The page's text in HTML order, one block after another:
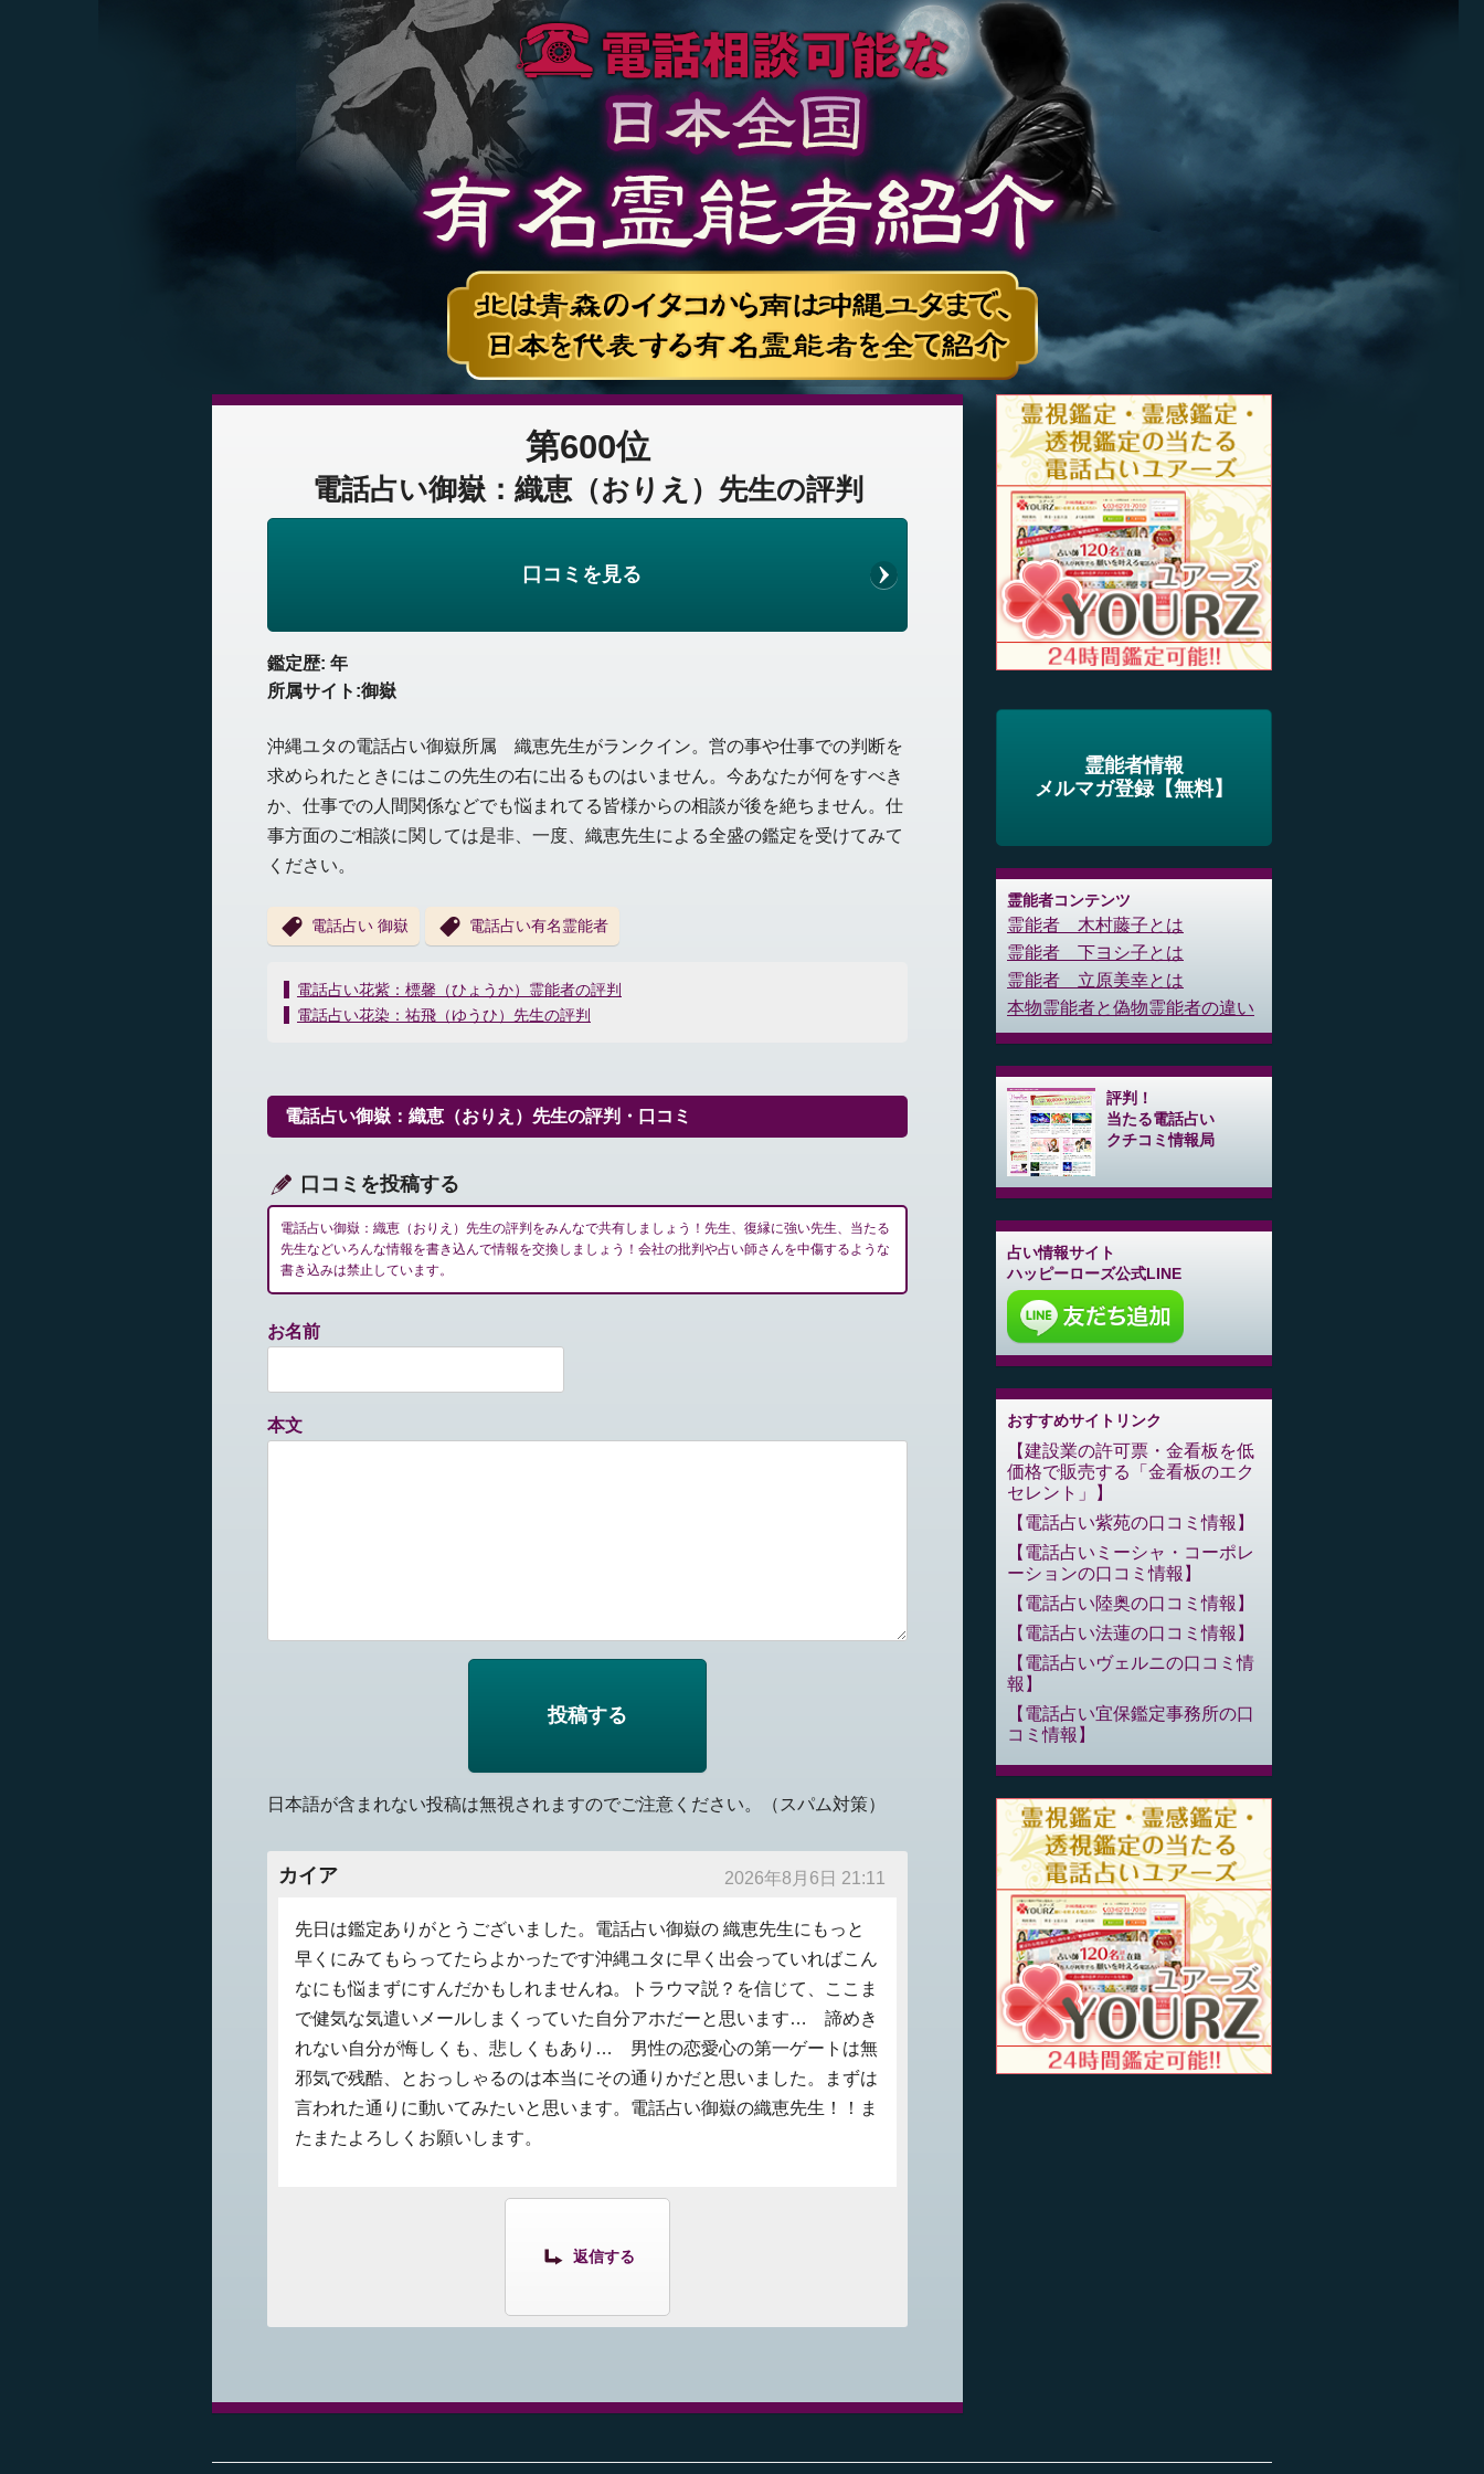
第600位
電話占い御嶽：織恵（おりえ）先生の評判
口コミを見る
鑑定歴: 年
所属サイト:御嶽
沖縄ユタの電話占い御嶽所属 織恵先生がランクイン。営の事や仕事での判断を
求められたときにはこの先生の右に出るものはいません。今あなたが何をすべき
か、仕事での人間関係などでも悩まれてる皆様からの相談が後を絶ちません。仕
事方面のご相談に関しては是非、一度、織恵先生による全盛の鑑定を受けてみて
ください。
電話占い 御嶽 電話占い有名霊能者
投
稿
ー
シ
ン
電話占い花紫：標馨（ひょうか）霊能者の評判
電話占い花染：祐飛（ゆうひ）先生の評判
電話占い御嶽：織恵（おりえ）先生の評判・口コミ
口コミを投稿する
電話占い御嶽：織恵（おりえ）先生の評判をみんなで共有しましょう！先生、復縁に強い先生、当たる
先生などいろんな情報を書き込んで情報を交換しましょう！会社の批判や占い師さんを中傷するような
書き込みは禁止しています。
お名前
本文
日本語が含まれない投稿は無視されますのでご注意ください。（スパム対策）
カイア 2026年8月6日 21:11
先日は鑑定ありがとうございました。電話占い御嶽の 織恵先生にもっと
早くにみてもらってたらよかったです沖縄ユタに早く出会っていればこん
なにも悩まずにすんだかもしれませんね。トラウマ説？を信じて、ここま
で健気な気遣いメールしまくっていた自分アホだーと思います… 諦めき
れない自分が悔しくも、悲しくもあり… 男性の恋愛心の第一ゲートは無
邪気で残酷、とおっしゃるのは本当にその通りかだと思いました。まずは
言われた通りに動いてみたいと思います。電話占い御嶽の織恵先生！！ま
たまたよろしくお願いします。
返信する
霊能者情報
メルマガ登録【無料】
霊能者コンテンツ
霊能者 木村藤子とは
霊能者 下ヨシ子とは
霊能者 立原美幸とは
本物霊能者と偽物霊能者の違い
評判！
当たる電話占い
クチコミ情報局
占い情報サイト
ハッピーローズ公式LINE
おすすめサイトリンク
建設業の許可票・金看板を低
価格で販売する「金看板のエク
セレント」
電話占い紫苑の口コミ情報
電話占いミーシャ・コーポレ
ーションの口コミ情報
電話占い陸奥の口コミ情報
電話占い法蓮の口コミ情報
電話占いヴェルニの口コミ情
報
電話占い宜保鑑定事務所の口
コミ情報